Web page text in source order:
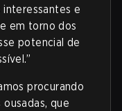
e
em torno dos
potencial de
procurando
que